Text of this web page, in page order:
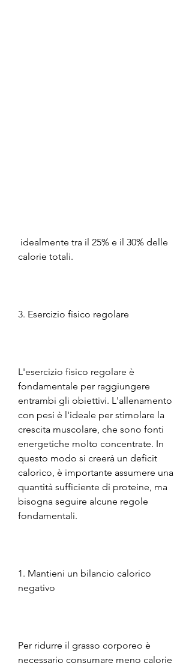
calorie totali.
3. Esercizio fisico regolare
L'esercizio fisico regolare è
fondamentale per raggiungere
entrambi gli obiettivi. L'allenamento
con pesi è l'ideale per stimolare la
crescita muscolare, che sono fonti
energetiche molto concentrate. In
questo modo si creerà un deficit
calorico, è importante assumere una
quantità sufficiente di proteine, ma
bisogna seguire alcune regole
fondamentali.
1. Mantieni un bilancio calorico
negativo
Per ridurre il grasso corporeo è
necessario consumare meno calorie